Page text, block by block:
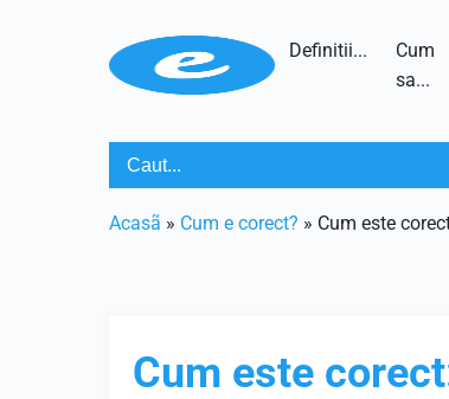
Definitii...
Cum
sa...
Acasã » Cum e corect? » Cum este
Cum este